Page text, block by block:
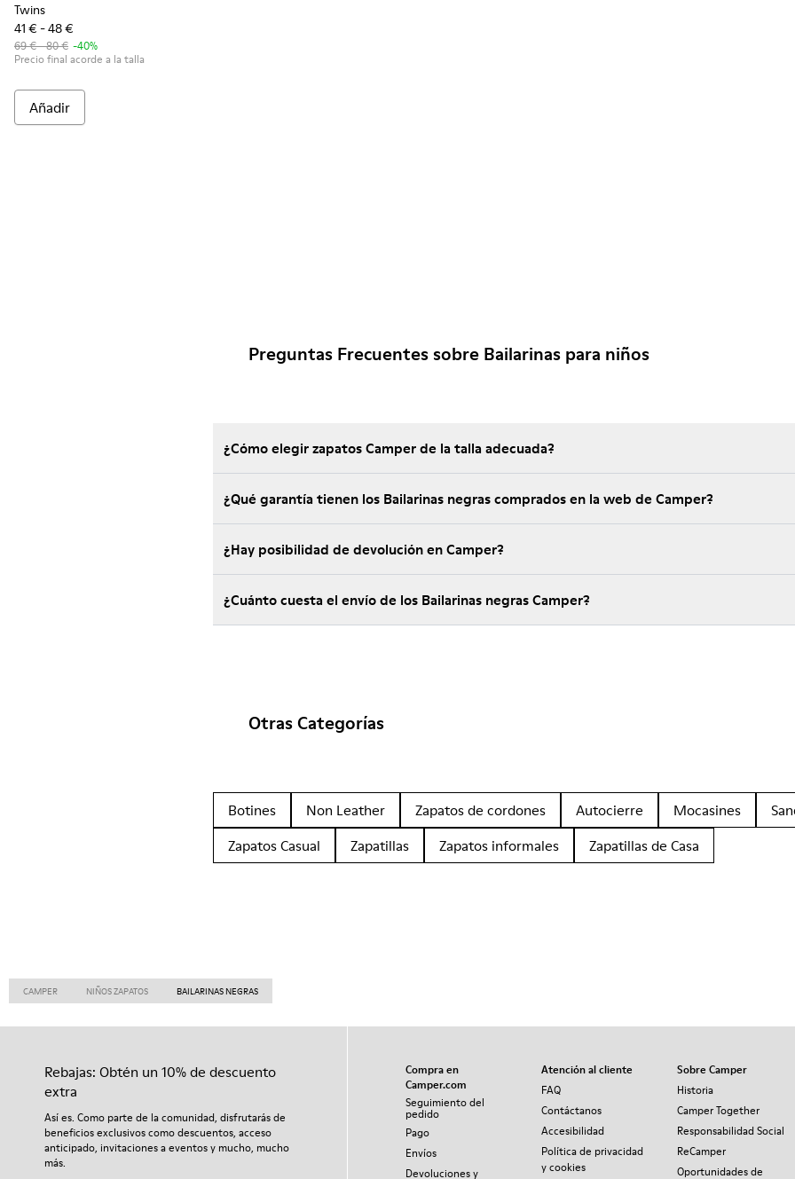
Twins
41 € - 48 €
69 € - 80 € -40%
Precio final acorde a la talla
Añadir
Preguntas Frecuentes sobre Bailarinas para niños
¿Cómo elegir zapatos Camper de la talla adecuada?
¿Qué garantía tienen los Bailarinas negras comprados en la web de Camper?
¿Hay posibilidad de devolución en Camper?
¿Cuánto cuesta el envío de los Bailarinas negras Camper?
Otras Categorías
Botines Non Leather Zapatos de cordones Autocierre Mocasines
Zapatos Casual
Zapatillas Zapatos informales Zapatillas de Casa
CAMPER NIÑOS ZAPATOS BAILARINAS NEGRAS
Rebajas: Obtén un 10% de descuento
extra
Así es. Como parte de la comunidad, disfrutarás de
beneficios exclusivos como descuentos, acceso
anticipado, invitaciones a eventos y mucho, mucho
más.
Compra en
Camper.com
Seguimiento del
pedido
Pago
Envíos
Devoluciones y
Atención al cliente
FAQ
Contáctanos
Accesibilidad
Política de privacidad
y cookies
Sobre Camper
Historia
Camper Together
Responsabilidad Social
ReCamper
Oportunidades de